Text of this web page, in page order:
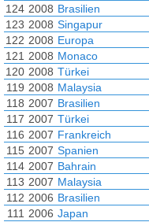
124 2008 Brasilien
123 2008 Singapur
122 2008 Europa
121 2008 Monaco
120 2008 Türkei
119 2008 Malaysia
118 2007 Brasilien
117 2007 Türkei
116 2007 Frankreich
115 2007 Spanien
114 2007 Bahrain
113 2007 Malaysia
112 2006 Brasilien
111 2006 Japan